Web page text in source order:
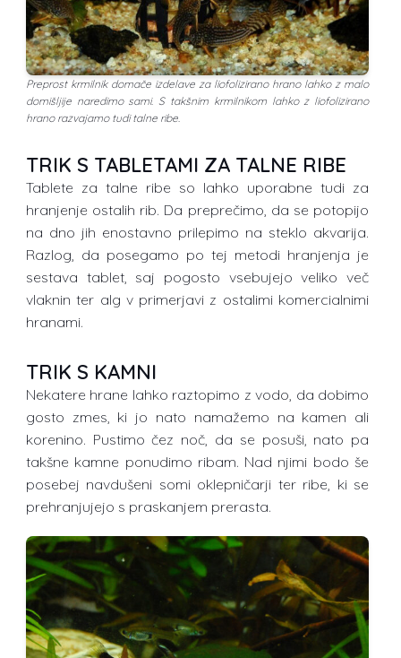
Preprost krmilnik domače izdelave za liofolizirano hrano lahko z malo
domišljije naredimo sami. S takšnim krmilnikom lahko z liofolizirano
hrano razvajamo tudi talne ribe.
TRIK S TABLETAMI ZA TALNE RIBE
Tablete za talne ribe so lahko uporabne tudi za
hranjenje ostalih rib. Da preprečimo, da se potopijo
na dno jih enostavno prilepimo na steklo akvarija.
Razlog, da posegamo po tej metodi hranjenja je
sestava tablet, saj pogosto vsebujejo veliko več
vlaknin ter alg v primerjavi z ostalimi komercialnimi
hranami.
TRIK S KAMNI
Nekatere hrane lahko raztopimo z vodo, da dobimo
gosto zmes, ki jo nato namažemo na kamen ali
korenino. Pustimo čez noč, da se posuši, nato pa
takšne kamne ponudimo ribam. Nad njimi bodo še
posebej navdušeni somi oklepničarji ter ribe, ki se
prehranjujejo s praskanjem prerasta.